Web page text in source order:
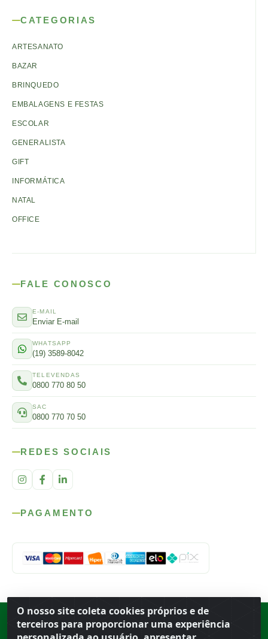
O nosso site coleta cookies próprios e de
terceiros para proporcionar uma experiência
CATEGORIAS
ARTESANATO
BAZAR
BRINQUEDO
EMBALAGENS E FESTAS
ESCOLAR
GENERALISTA
GIFT
INFORMÁTICA
NATAL
OFFICE
FALE CONOSCO
E-MAIL
Enviar E-mail
WHATSAPP
(19) 3589-8042
TELEVENDAS
0800 770 80 50
SAC
0800 770 70 50
REDES SOCIAIS
PAGAMENTO
Rod. SP-215, s/n, km 98 — Área Rural Porto Ferreira ·BR
· CEP
· CNPJ 56.679.863/0001-91